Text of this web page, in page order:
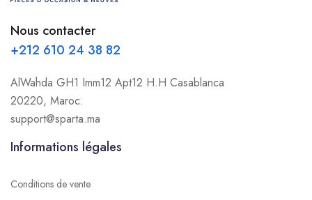
Nous contacter
+212 610 24 38 82
AlWahda GH1 Imm12 Apt12 H.H Casablanca
20220, Maroc.
support@sparta.ma
Informations légales
Conditions de vente